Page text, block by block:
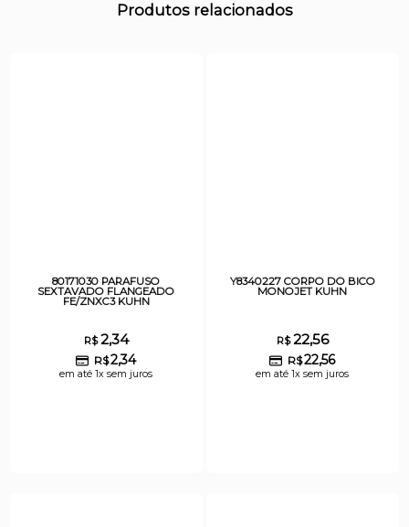
Produtos relacionados
80171030 PARAFUSO
SEXTAVADO FLANGEADO
FE/ZNXC3 KUHN
R$2,34
R$2,34
em até 1x sem juros
Y8340227 CORPO DO BICO
MONOJET KUHN
R$22,56
R$22,56
em até 1x sem juros